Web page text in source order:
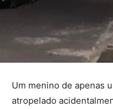
Um menino de apenas
atropelado